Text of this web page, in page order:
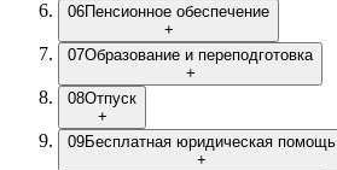
06Пенсионное обеспечение
+
07Образование и переподготовка
+
08Отпуск
+
09Бесплатная юридическая помощь
+